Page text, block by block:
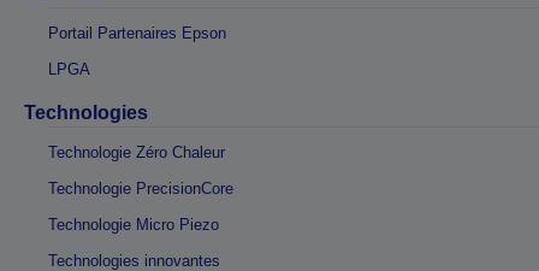
Portail Partenaires Epson
LPGA
Technologies
Technologie Zéro Chaleur
Technologie PrecisionCore
Technologie Micro Piezo
Technologies innovantes